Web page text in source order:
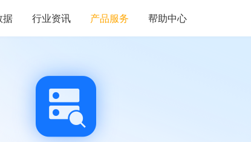
据 行业资讯 产品服务 帮助中心